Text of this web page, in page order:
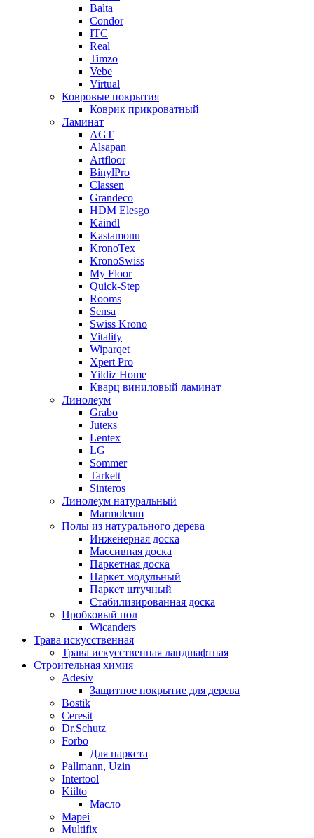
Balta
Condor
ITC
Real
Timzo
Vebe
Virtual
Ковровые покрытия
Коврик прикроватный
Ламинат
AGT
Alsapan
Artfloor
BinylPro
Classen
Grandeco
HDM Elesgo
Kaindl
Kastamonu
KronoTex
KronoSwiss
My Floor
Quick-Step
Rooms
Sensa
Swiss Krono
Vitality
Wiparqet
Xpert Pro
Yildiz Home
Кварц виниловый ламинат
Линолеум
Grabo
Juteкs
Lentex
LG
Sommer
Tarkett
Sinteros
Линолеум натуральный
Marmoleum
Полы из натурального дерева
Инженерная доска
Массивная доска
Паркетная доска
Паркет модульный
Паркет штучный
Стабилизированная доска
Пробковый пол
Wicanders
Трава искусственная
Трава искусственная ландшафтная
Строительная химия
Adesiv
Защитное покрытие для дерева
Bostik
Ceresit
Dr.Schutz
Forbo
Для паркета
Pallmann, Uzin
Intertool
Kiilto
Масло
Mapei
Multifix